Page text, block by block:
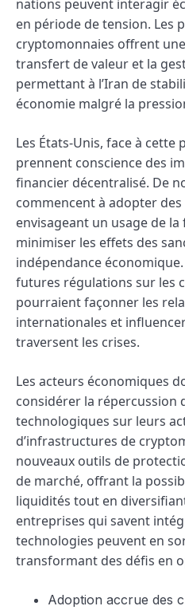
nations peuvent interagir
en période de tension. Les
cryptomonnaies offrent
transfert de valeur et la
permettant à l’Iran de
économie malgré la
Les États-Unis, face à
prennent conscience des
financier décentralisé. De
commencent à adopter
envisageant un usage de
minimiser les effets des
indépendance
futures régulations sur les
pourraient façonner les
internationales et
traversent les crises.
Les acteurs économiques
considérer la répercussion
technologiques sur leurs
d’infrastructures de
nouveaux outils de
de marché, offrant la
liquidités tout en
entreprises qui savent
technologies peuvent en
transformant des défis en
Adoption accrue des